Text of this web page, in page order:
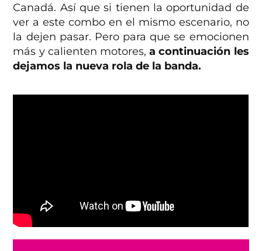
Canadá. Así que si tienen la oportunidad de
ver a este combo en el mismo escenario, no
la dejen pasar. Pero para que se emocionen
más y calienten motores, a continuación les
dejamos la nueva rola de la banda.